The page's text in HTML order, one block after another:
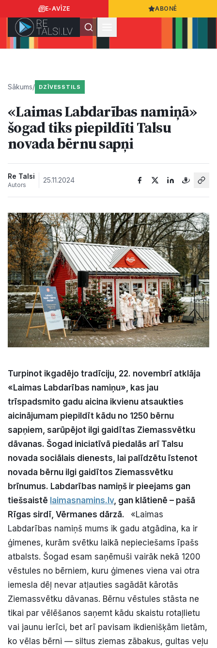
E-AVĪZE ABONĒ
Ziņas
Sabiedrība
Kultūra
Bizness
Video
Vieta
Sludinājumi
Pasākumi
Reklāma
Politiskā reklāma
Par mums
Kontakti
Facebook Instagram YouTube
E-avīze Abonē
Sākums/ DZĪVESSTILS
«Laimas Labdarības namiņā»
šogad tiks piepildīti Talsu
novada bērnu sapņi
Re Talsi
Autors
25.11.2024
Turpinot ikgadējo tradīciju, 22. novembrī atklāja
«Laimas Labdarības namiņu», kas jau
trīspadsmito gadu aicina ikvienu atsaukties
aicinājumam piepildīt kādu no 1250 bērnu
sapņiem, sarūpējot ilgi gaidītas Ziemassvētku
dāvanas. Šogad iniciatīvā piedalās arī Talsu
novada sociālais dienests, lai palīdzētu īstenot
novada bērnu ilgi gaidītos Ziemassvētku
brīnumus. Labdarības namiņš ir pieejams gan
tiešsaistē laimasnamins.lv, gan klātienē – pašā
Rīgas sirdī, Vērmanes dārzā.
«Laimas
Labdarības namiņš mums ik gadu atgādina, ka ir
ģimenes, kurām svētku laikā nepieciešams īpašs
atbalsts. Šogad esam saņēmuši vairāk nekā 1200
vēstules no bērniem, kuru ģimenes viena vai otra
iemesla dēļ nevar atļauties sagādāt kārotās
Ziemassvētku dāvanas. Bērnu vēstules stāsta ne
tikai par vēlēšanos saņemt kādu skaistu rotaļlietu
vai jaunu ierīci, bet arī pavisam ikdienišķām lietām,
ko vēlas bērni — siltus ziemas zābakus, gultas veļu